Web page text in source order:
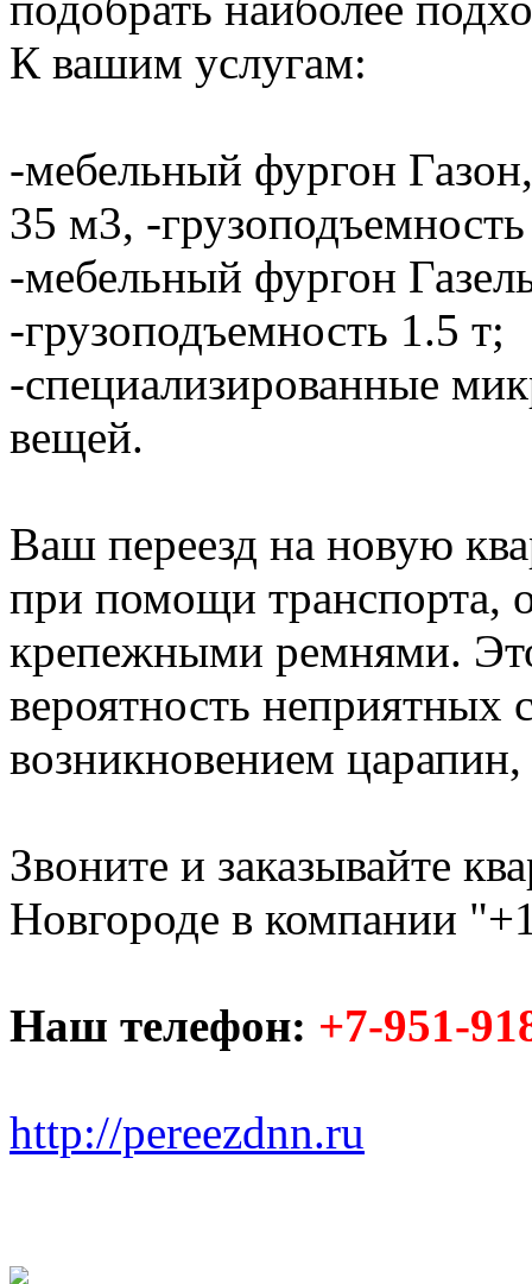
К вашим услугам:
-мебельный фургон
35 м3, -
-мебельный фургон
-грузоподъемность 1.5 т;
-специализированные
вещей.
Ваш переезд на новую
при помощи транспорта,
крепежными ремнями.
вероятность неприятных
возникновением царапин,
Звоните и заказывайте
Новгороде в компании
Наш телефон: +7-951-
http://pereezdnn.ru